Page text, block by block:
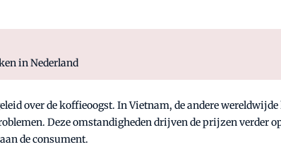
in Nederland
over de koffieoogst. In Vietnam, de andere
Deze omstandigheden drijven de prijzen verder
de consument.